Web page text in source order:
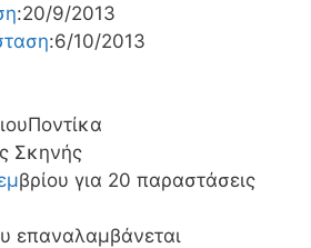
:20/9/2013
:6/10/2013
Σκηνής
βρίου για 20 παραστάσεις
επαναλαμβάνεται